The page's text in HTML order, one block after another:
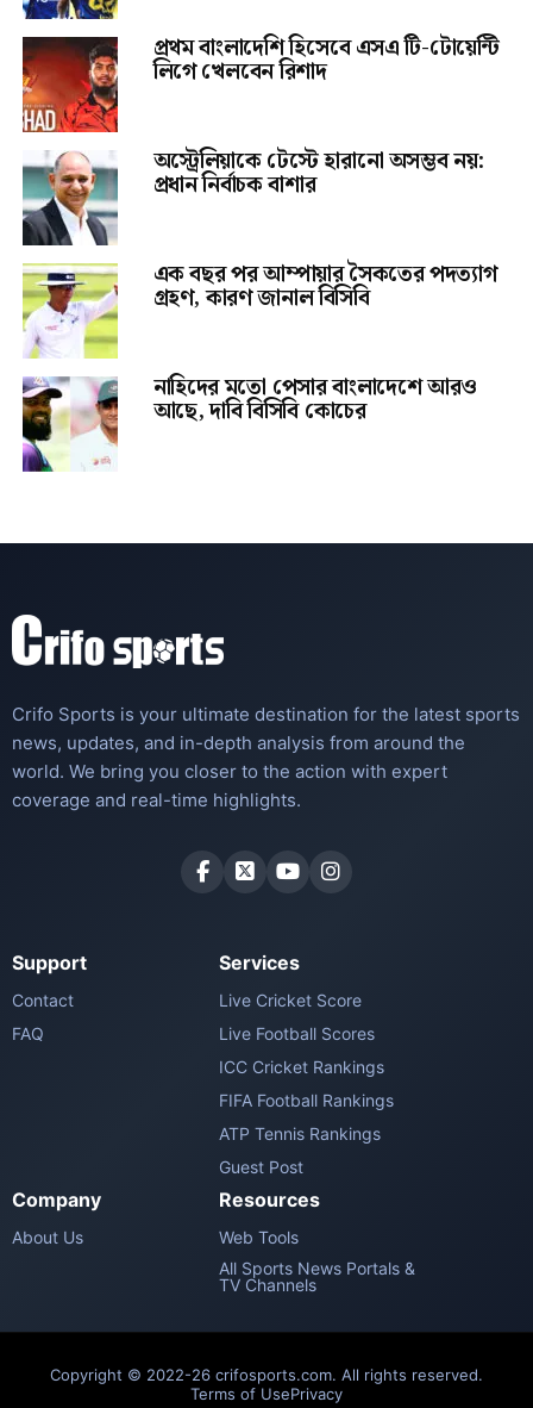
প্রথম বাংলাদেশি হিসেবে এসএ টি-টোয়েন্টি
লিগে খেলবেন রিশাদ
অস্ট্রেলিয়াকে টেস্টে হারানো অসম্ভব নয়:
প্রধান নির্বাচক বাশার
এক বছর পর আম্পায়ার সৈকতের পদত্যাগ
গ্রহণ, কারণ জানাল বিসিবি
নাহিদের মতো পেসার বাংলাদেশে আরও
আছে, দাবি বিসিবি কোচের
Crifo Sports is your ultimate destination for the latest sports
news, updates, and in-depth analysis from around the
world. We bring you closer to the action with expert
coverage and real-time highlights.
Support
Contact
FAQ
Services
Live Cricket Score
Live Football Scores
ICC Cricket Rankings
FIFA Football Rankings
ATP Tennis Rankings
Guest Post
Company
About Us
Resources
Web Tools
All Sports News Portals &
TV Channels
Copyright © 2022-26 crifosports.com. All rights reserved.
Terms of UsePrivacy